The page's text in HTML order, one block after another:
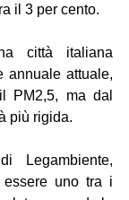
il 3 per cento.
città italiana
annuale attuale,
PM2,5, ma dal
più rigida.
Legambiente,
essere uno tra i